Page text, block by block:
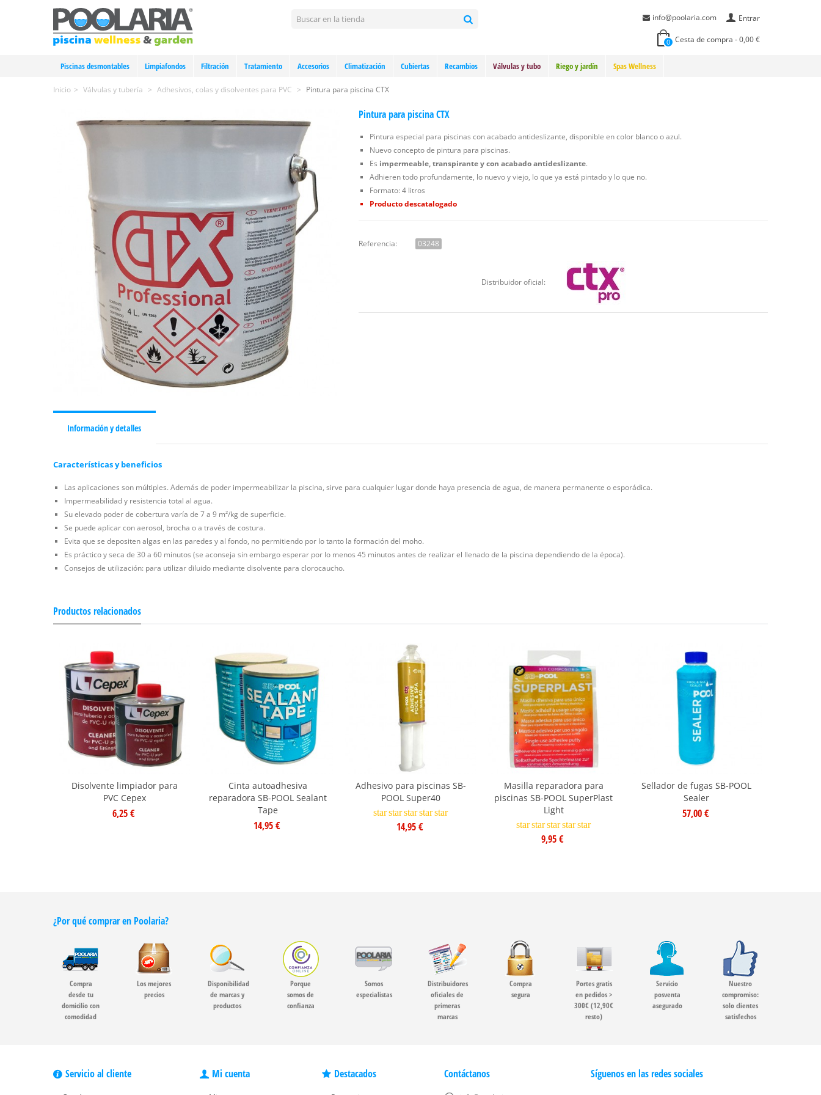
Entrar
info@poolaria.com
0 Cesta de compra -0,00 €
Piscinas desmontables Limpiafondos Filtración Tratamiento Accesorios Climatización Cubiertas Recambios Válvulas y tubo Riego y jardín Spas Wellness
Inicio > Válvulas y tubería > Adhesivos, colas y disolventes para PVC > Pintura para piscina CTX
Pintura para piscina CTX
Pintura especial para piscinas con acabado antideslizante, disponible en color blanco o azul.
Nuevo concepto de pintura para piscinas.
Es impermeable, transpirante y con acabado antideslizante.
Adhieren todo profundamente, lo nuevo y viejo, lo que ya está pintado y lo que no.
Formato: 4 litros
Producto descatalogado
Referencia: 03248
Distribuidor oficial:
Información y detalles
Características y beneficios
Las aplicaciones son múltiples. Además de poder impermeabilizar la piscina, sirve para cualquier lugar donde haya presencia de agua, de manera permanente o esporádica.
Impermeabilidad y resistencia total al agua.
Su elevado poder de cobertura varía de 7 a 9 m²/kg de superficie.
Se puede aplicar con aerosol, brocha o a través de costura.
Evita que se depositen algas en las paredes y al fondo, no permitiendo por lo tanto la formación del moho.
Es práctico y seca de 30 a 60 minutos (se aconseja sin embargo esperar por lo menos 45 minutos antes de realizar el llenado de la piscina dependiendo de la época).
Consejos de utilización: para utilizar diluido mediante disolvente para clorocaucho.
Productos relacionados
Disolvente limpiador para
PVC Cepex
6,25 €
Cinta autoadhesiva
reparadora SB-POOL Sealant
Tape
14,95 €
Adhesivo para piscinas SB-
POOL Super40
starstarstarstarstar
14,95 €
Masilla reparadora para
piscinas SB-POOL SuperPlast
Light
starstarstarstarstar
9,95 €
Sellador de fugas SB-POOL
Sealer
57,00 €
¿Por qué comprar en Poolaria?
Compra
desde tu
domicilio con
comodidad
Los mejores
precios
Disponibilidad
de marcas y
productos
Porque
somos de
confianza
Somos
especialistas
Distribuidores
oficiales de
primeras
marcas
Compra
segura
Portes gratis
en pedidos >
300€ (12,90€
resto)
Servicio
posventa
asegurado
Nuestro
compromiso:
solo clientes
satisfechos
Servicio al cliente Mi cuenta Destacados Contáctanos Síguenos en las redes sociales